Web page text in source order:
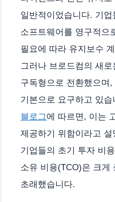
일반적이었습니다. 기
소프트웨어를 영구적으
필요에 따라 유지보수
그러나 브로드컴의 새
구독형으로 전환했으며
기본으로 요구하고 있습
블로그에 따르면, 이는
제공하기 위함이라고
기업들의 초기 투자 비
소유 비용(TCO)은 크게
초래했습니다.